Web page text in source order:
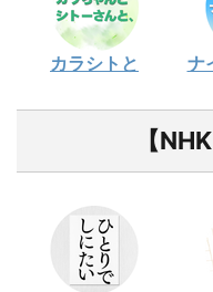
カラシトと ナ
【